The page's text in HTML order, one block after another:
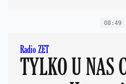
08:49
Radio ZET
TYLKO U NAS Czarzasty